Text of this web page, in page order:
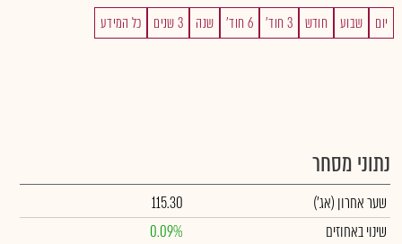
יום שבוע חודש 3 חוד' 6 חוד' שנה 3 שנים כל המידע
נתוני מסחר
שער אחרון (אג')
115.30
שינוי באחוזים
0.09%